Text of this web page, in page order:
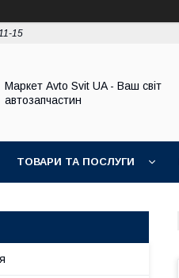
15
Маркет Avto Svit UA - Ваш світ
автозапчастин
ТОВАРИ ТА ПОСЛУГИ